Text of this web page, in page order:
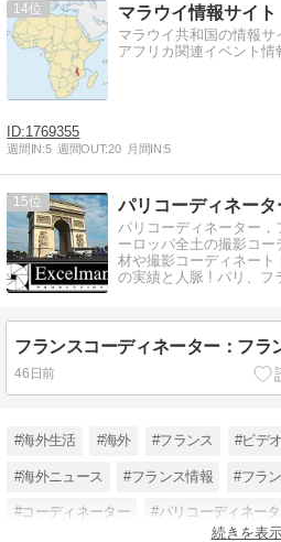
14 マラウイ情報サイト
マラウイ共和国の情報サ
アフリカ関連イベント情
1769355
週間IN:5 週間OUT:20 月間IN:5
15
パリコーディネーター
ーロッパ全土の撮影コ
材や撮影コーディネー
の実績と人脈 ! パリ、フ
46日前
#海外生活 #海外 #フランス #ビデ
#海外ニュース #フランス情報 #フラ
#コーディネーター #パリコーディネー
続きを表